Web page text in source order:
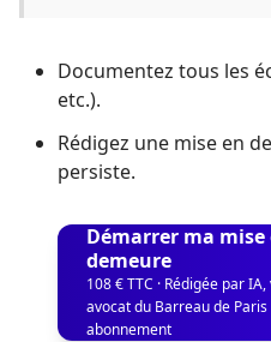
Documentez tous les
etc.).
Rédigez une mise en
persiste.
Démarrer ma mise
demeure
108 € TTC · Rédigée par
avocat du Barreau de Paris
abonnement